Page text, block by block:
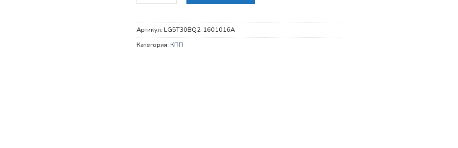
Артикул: LG5T30BQ2-1601016A
Категория: КПП